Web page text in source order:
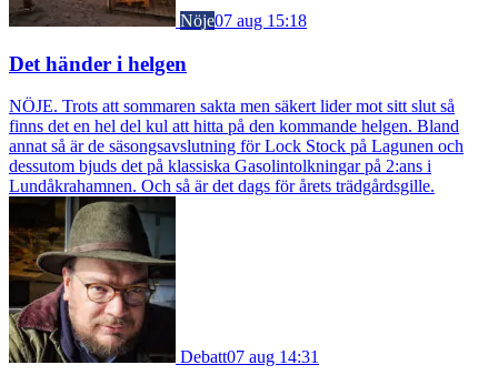
Nöje07 aug 15:18
Det händer i helgen
NÖJE. Trots att sommaren sakta men säkert lider mot sitt slut så
finns det en hel del kul att hitta på den kommande helgen. Bland
annat så är de säsongsavslutning för Lock Stock på Lagunen och
dessutom bjuds det på klassiska Gasolintolkningar på 2:ans i
Lundåkrahamnen. Och så är det dags för årets trädgårdsgille.
Debatt07 aug 14:31